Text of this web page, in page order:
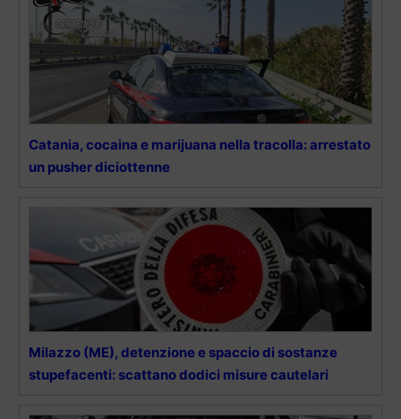
Catania, cocaina e marijuana nella tracolla: arrestato
un pusher diciottenne
Milazzo (ME), detenzione e spaccio di sostanze
stupefacenti: scattano dodici misure cautelari